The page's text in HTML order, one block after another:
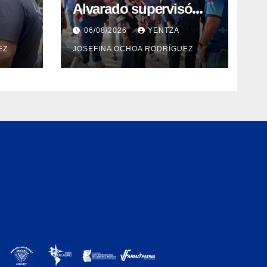
la
Alvarado supervisó
espacios del Hospital
Dermatológico Dr.
Martín Vegas en La
Guaira
06/08/2026 YENTZA
JOSEFINA OCHOA RODRÍGUEZ